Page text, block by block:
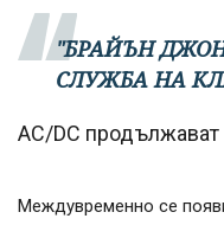
"БРАЙЪН
СЛУЖБА НА
AC/DC продължават
Междувременно се